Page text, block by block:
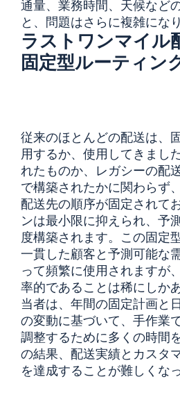
通量、業務時間、天候など
と、問題はさらに複雑にな
ラストワンマイル
固定型ルーティン
従来のほとんどの配送は、
用するか、使用してきまし
れたものか、レガシーの配
で構築されたかに関わらず
配送先の順序が固定されて
ンは最小限に抑えられ、予
度構築されます。この固定
一貫した顧客と予測可能な
って頻繁に使用されますが
率的であることは稀にしか
当者は、年間の固定計画と
の変動に基づいて、手作業
調整するために多くの時間
の結果、配送実績とカスタ
を達成することが難しくな